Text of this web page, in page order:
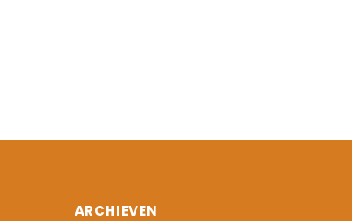
ARCHIEVEN